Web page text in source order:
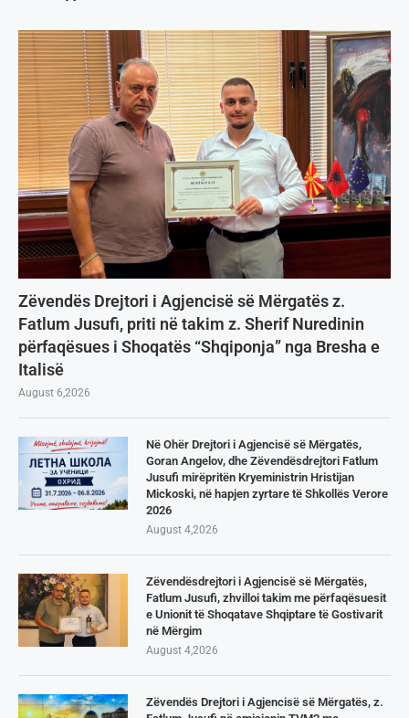
Zëvendës Drejtori i Agjencisë së Mërgatës z.
Fatlum Jusufi, priti në takim z. Sherif Nuredinin
përfaqësues i Shoqatës “Shqiponja” nga Bresha e
Italisë
August 6,2026
Në Ohër Drejtori i Agjencisë së Mërgatës,
Goran Angelov, dhe Zëvendësdrejtori Fatlum
Jusufi mirëpritën Kryeministrin Hristijan
Mickoski, në hapjen zyrtare të Shkollës Verore
2026
August 4,2026
Zëvendësdrejtori i Agjencisë së Mërgatës,
Fatlum Jusufi, zhvilloi takim me përfaqësuesit
e Unionit të Shoqatave Shqiptare të Gostivarit
në Mërgim
August 4,2026
Zëvendës Drejtori i Agjencisë së Mërgatës, z.